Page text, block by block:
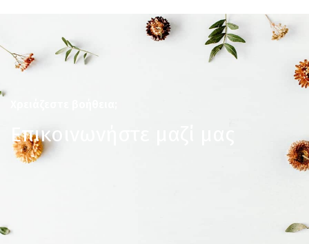
Επικοινωνήστε μαζί μας